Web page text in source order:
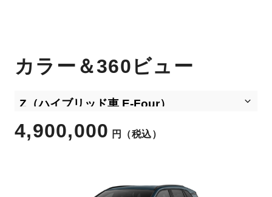
カラー＆360ビュー
4,900,000 円 （税込）